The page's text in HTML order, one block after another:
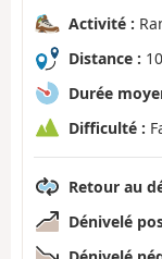
Activité :
Distance :
Durée
Difficulté :
Retour au
Dénivelé